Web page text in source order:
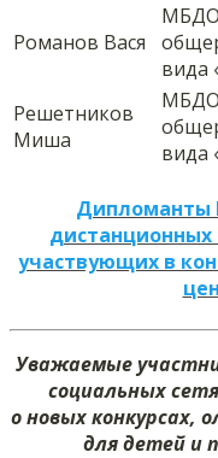
Романов Вася
вида
Решетников
Миша
вида
Дипломанты I
дистанционных
участвующих в
Уважаемые
социальных
о новых конкурсах,
для детей и